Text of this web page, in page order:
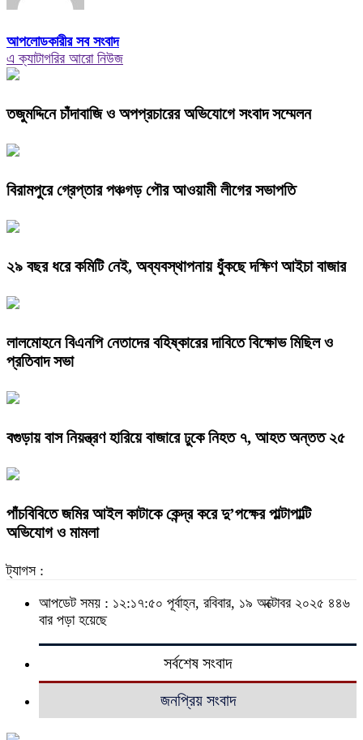
আপলোডকারীর সব সংবাদ
এ ক্যাটাগরির আরো নিউজ
তজুমদ্দিনে চাঁদাবাজি ও অপপ্রচারের অভিযোগে সংবাদ সম্মেলন
বিরামপুরে গ্রেপ্তার পঞ্চগড় পৌর আওয়ামী লীগের সভাপতি
২৯ বছর ধরে কমিটি নেই, অব্যবস্থাপনায় ধুঁকছে দক্ষিণ আইচা বাজার
লালমোহনে বিএনপি নেতাদের বহিষ্কারের দাবিতে বিক্ষোভ মিছিল ও
প্রতিবাদ সভা
বগুড়ায় বাস নিয়ন্ত্রণ হারিয়ে বাজারে ঢুকে নিহত ৭, আহত অন্তত ২৫
পাঁচবিবিতে জমির আইল কাটাকে কেন্দ্র করে দু’পক্ষের পাল্টাপাল্টি
অভিযোগ ও মামলা
ট্যাগস :
আপডেট সময় : ১২:১৭:৫০ পূর্বাহ্ন, রবিবার, ১৯ অক্টোবর ২০২৫ ৪৪৬
বার পড়া হয়েছে
সর্বশেষ সংবাদ
জনপ্রিয় সংবাদ